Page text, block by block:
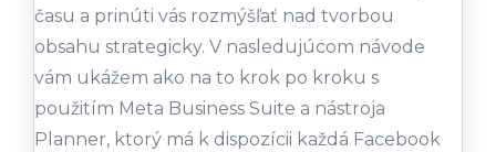
času a prinúti vás rozmýšľať nad tvorbou
obsahu strategicky. V nasledujúcom návode
vám ukážem ako na to krok po kroku s
použitím Meta Business Suite a nástroja
Planner, ktorý má k dispozícii každá Facebook